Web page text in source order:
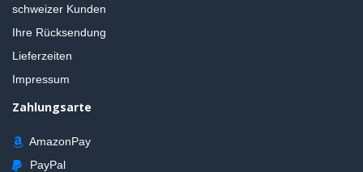
schweizer Kunden
Ihre Rücksendung
Lieferzeiten
Impressum
Zahlungsarte
AmazonPay
PayPal